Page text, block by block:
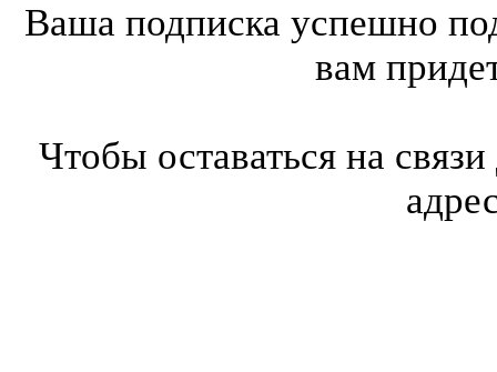
Ваша подписка успешно
вам
Чтобы оставаться на